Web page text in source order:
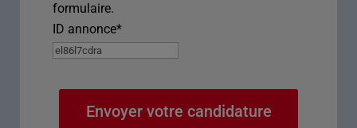
formulaire.
ID annonce*